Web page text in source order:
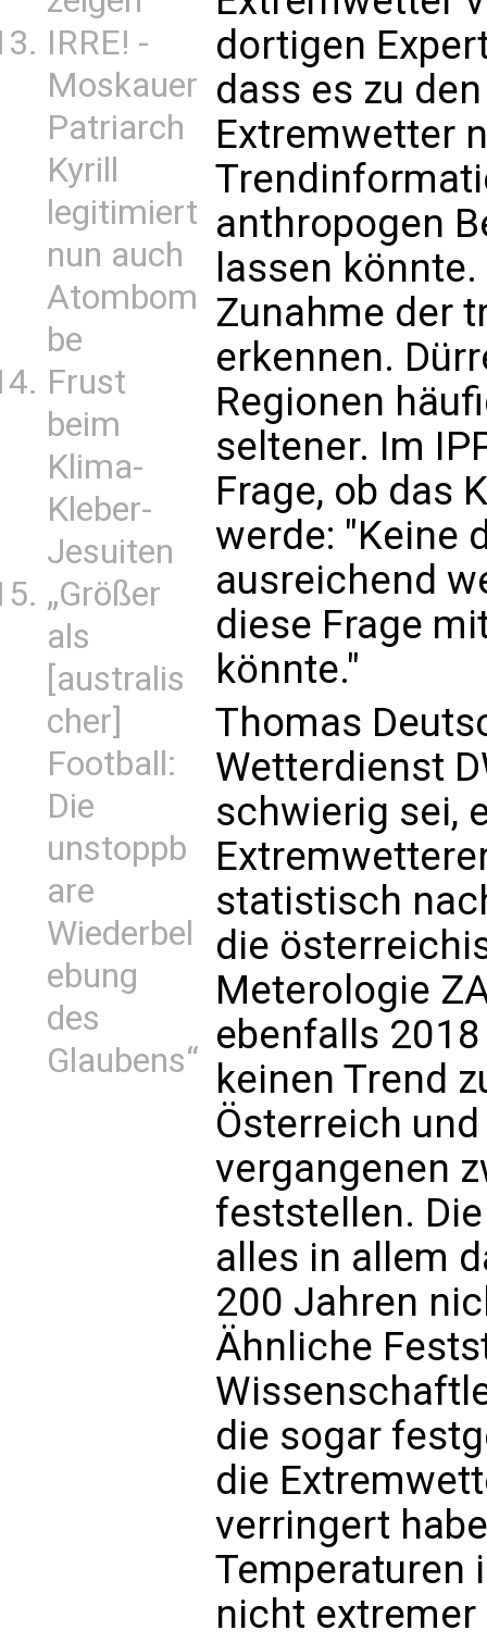
IRRE! -
Moskauer
Patriarch
Kyrill
legitimiert
nun auch
Atombom
be
Frust
beim
Klima-
Kleber-
Jesuiten
„Größer
als
[australis
cher]
Football:
Die
unstoppb
are
Wiederbel
ebung
des
Glaubens“
dortigen
dass es zu
Extremwetter
anthropogen
lassen
Zunahme der
erkennen.
Regionen
seltener. Im
Frage, ob das
werde: "Keine
ausreichend
diese Frage
könnte."
Thomas
Wetterdienst
schwierig sei,
statistisch
die
Meterologie
ebenfalls
keinen Trend
Österreich
vergangenen
feststellen.
alles in allem
200 Jahren
Ähnliche
die sogar
die
verringert
Temperaturen
nicht